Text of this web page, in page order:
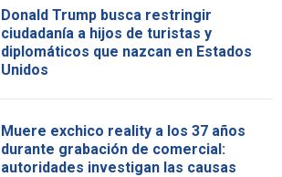
Donald Trump busca restringir
ciudadanía a hijos de turistas y
diplomáticos que nazcan en Estados
Unidos
Muere exchico reality a los 37 años
durante grabación de comercial:
autoridades investigan las causas